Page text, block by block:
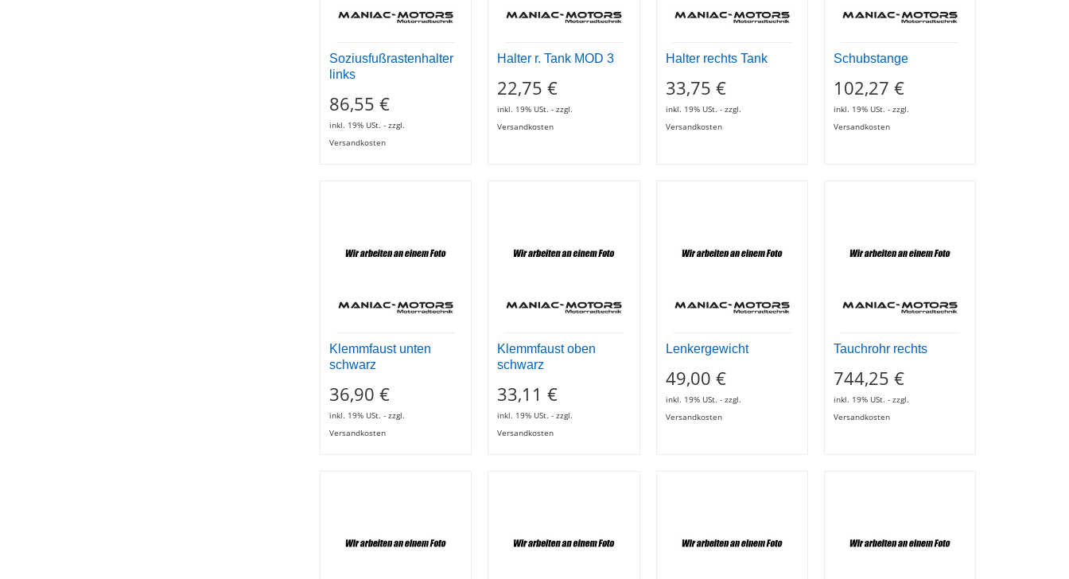
Soziusfußrastenhalter
links
86,55 €
inkl. 19% USt. - zzgl.
Versandkosten
Halter r. Tank MOD 3
22,75 €
inkl. 19% USt. - zzgl.
Versandkosten
Halter rechts Tank
33,75 €
inkl. 19% USt. - zzgl.
Versandkosten
Schubstange
102,27 €
inkl. 19% USt. - zzgl.
Versandkosten
Klemmfaust unten
schwarz
36,90 €
inkl. 19% USt. - zzgl.
Versandkosten
Klemmfaust oben
schwarz
33,11 €
inkl. 19% USt. - zzgl.
Versandkosten
Lenkergewicht
49,00 €
inkl. 19% USt. - zzgl.
Versandkosten
Tauchrohr rechts
744,25 €
inkl. 19% USt. - zzgl.
Versandkosten